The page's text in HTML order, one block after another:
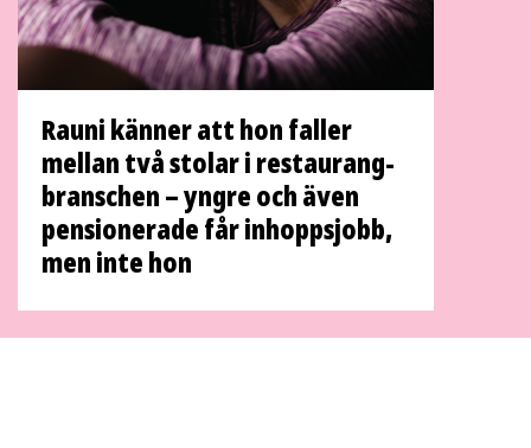
Rauni känner att hon faller
mellan två stolar i restaurang­
branschen – yngre och även
pensionerade får inhopps­jobb,
men inte hon